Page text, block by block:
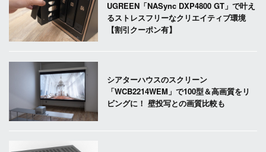
UGREEN「NASync DXP4800 GT」で叶え
るストレスフリーなクリエイティブ環境
【割引クーポン有】
シアターハウスのスクリーン
「WCB2214WEM」で100型＆高画質をリ
ビングに！ 壁投写との画質比較も